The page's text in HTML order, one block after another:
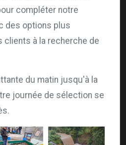
compléter notre
des options plus
clients à la recherche de
du matin jusqu'à la
journée de sélection se